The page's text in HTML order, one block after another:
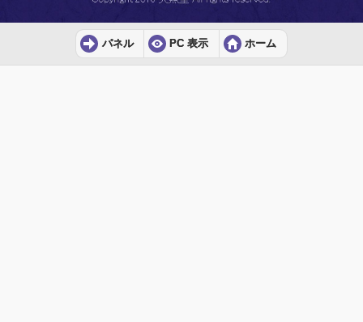
パネル PC 表示 ホーム